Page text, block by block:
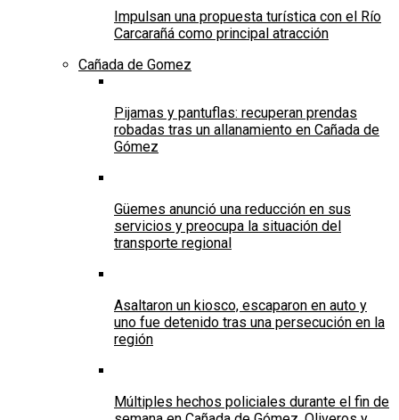
Impulsan una propuesta turística con el Río
Carcarañá como principal atracción
Cañada de Gomez
Pijamas y pantuflas: recuperan prendas
robadas tras un allanamiento en Cañada de
Gómez
Güemes anunció una reducción en sus
servicios y preocupa la situación del
transporte regional
Asaltaron un kiosco, escaparon en auto y
uno fue detenido tras una persecución en la
región
Múltiples hechos policiales durante el fin de